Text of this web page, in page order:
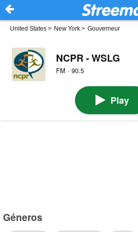
United States > New York > Gouverneur
NCPR - WSLG
FM · 90.5
Play
Géneros